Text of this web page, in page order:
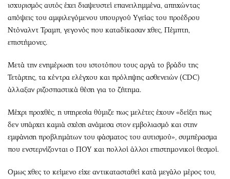
Χειρόγραφα
Επιστολές
ισχυρισμός αυτός έχει διαψευστεί επανειλημμένα, απηχώντας
απόψεις του αμφιλεγόμενου υπουργού Υγείας του προέδρου
Ντόναλντ Τραμπ, γεγονός που καταδίκασαν χθες, Πέμπτη,
επιστήμονες.
Μετά την ενημέρωση του ιστοτόπου τους αργά το βράδυ της
Τετάρτης, τα κέντρα ελέγχου και πρόληψης ασθενειών (CDC)
άλλαξαν ριζοσπαστικά θέση για το ζήτημα.
Μέχρι προχθές, η υπηρεσία θύμιζε πως μελέτες έχουν «δείξει πως
δεν υπάρχει καμιά σχέση ανάμεσα στον εμβολιασμό και στην
εμφάνιση προβλημάτων του φάσματος του αυτισμού», συμπέρασμα
που ενστερνίζονται ο ΠΟΥ και πολλοί άλλοι επιστημονικοί θεσμοί.
Ομως χθες το κείμενο είχε αντικατασταθεί κατά μεγάλο μέρος του,